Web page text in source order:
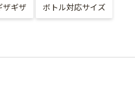
ザギザ ボトル対応サイズ